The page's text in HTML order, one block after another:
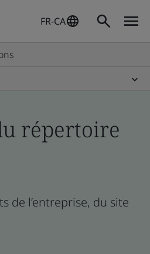
FR-CA
répertoire
de l’entreprise, du site